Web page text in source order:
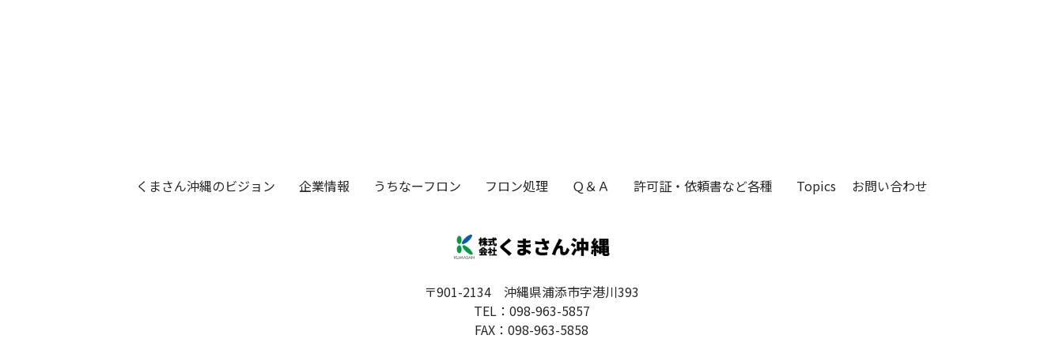
くまさん沖縄のビジョン 企業情報 うちなーフロン フロン処理 Ｑ＆Ａ 許可証・依頼書など各種 Topics お問い合わせ
〒901-2134 沖縄県浦添市字港川393
TEL：098-963-5857
FAX：098-963-5858